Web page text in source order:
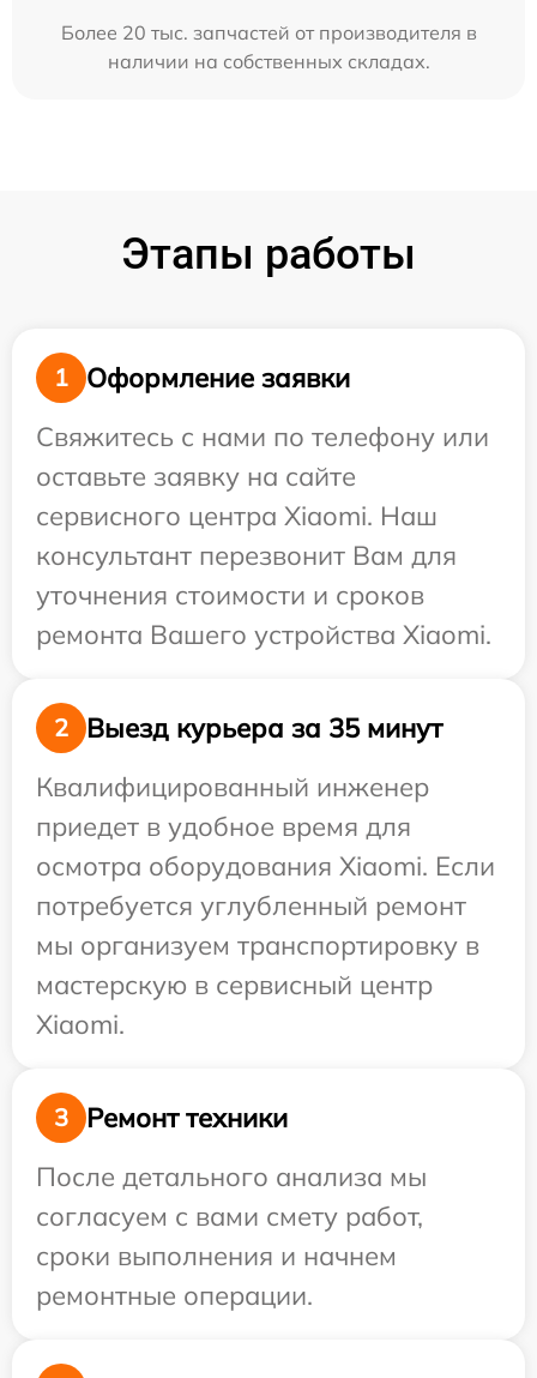
Более 20 тыс. запчастей от производителя в
наличии на собственных складах.
Этапы работы
1
Оформление заявки
Свяжитесь с нами по телефону или
оставьте заявку на сайте
сервисного центра Xiaomi. Наш
консультант перезвонит Вам для
уточнения стоимости и сроков
ремонта Вашего устройства Xiaomi.
2
Выезд курьера за 35 минут
Квалифицированный инженер
приедет в удобное время для
осмотра оборудования Xiaomi. Если
потребуется углубленный ремонт
мы организуем транспортировку в
мастерскую в сервисный центр
Xiaomi.
3
Ремонт техники
После детального анализа мы
согласуем с вами смету работ,
сроки выполнения и начнем
ремонтные операции.